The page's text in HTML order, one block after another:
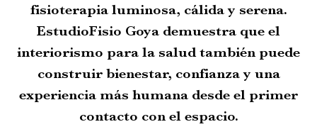
fisioterapia luminosa, cálida y serena.
EstudioFisio Goya demuestra que el
interiorismo para la salud también puede
construir bienestar, confianza y una
experiencia más humana desde el primer
contacto con el espacio.